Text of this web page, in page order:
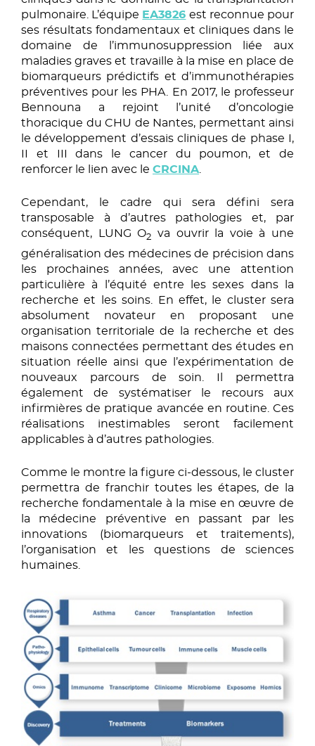
pulmonaire. L’équipe EA3826 est reconnue pour
ses résultats fondamentaux et cliniques dans le
domaine de l’immunosuppression liée aux
maladies graves et travaille à la mise en place de
biomarqueurs prédictifs et d’immunothérapies
préventives pour les PHA. En 2017, le professeur
Bennouna a rejoint l’unité d’oncologie
thoracique du CHU de Nantes, permettant ainsi
le développement d’essais cliniques de phase I,
II et III dans le cancer du poumon, et de
renforcer le lien avec le CRCINA.
Cependant, le cadre qui sera défini sera
transposable à d’autres pathologies et, par
conséquent, LUNG O2
va ouvrir la voie à une
généralisation des médecines de précision dans
les prochaines années, avec une attention
particulière à l’équité entre les sexes dans la
recherche et les soins. En effet, le cluster sera
absolument novateur en proposant une
organisation territoriale de la recherche et des
maisons connectées permettant des études en
situation réelle ainsi que l’expérimentation de
nouveaux parcours de soin. Il permettra
également de systématiser le recours aux
infirmières de pratique avancée en routine. Ces
réalisations inestimables seront facilement
applicables à d’autres pathologies.
Comme le montre la figure ci-dessous, le cluster
permettra de franchir toutes les étapes, de la
recherche fondamentale à la mise en œuvre de
la médecine préventive en passant par les
innovations (biomarqueurs et traitements),
l’organisation et les questions de sciences
humaines.